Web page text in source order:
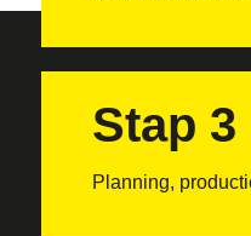
Stap 3
Planning,